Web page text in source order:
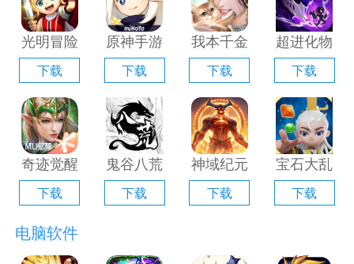
光明冒险
电脑版
「含模拟
器」
下载
原神手游
电脑版
「含模拟
器」
下载
我本千金
手游电脑
版「含模
拟器」
下载
超进化物
语2电脑
版「含模
拟器」
下载
奇迹觉醒
电脑版
「含模拟
器」
下载
鬼谷八荒
手游电脑
版「含模
下载
神域纪元
电脑版
「含模拟
下载
宝石大乱
斗电脑版
「含模拟
下载
电脑软件